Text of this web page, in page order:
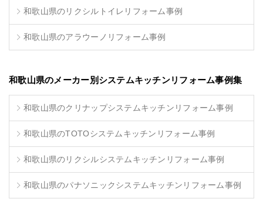
和歌山県のリクシルトイレリフォーム事例
和歌山県のアラウーノリフォーム事例
和歌山県のメーカー別システムキッチンリフォーム事例集
和歌山県のクリナップシステムキッチンリフォーム事例
和歌山県のTOTOシステムキッチンリフォーム事例
和歌山県のリクシルシステムキッチンリフォーム事例
和歌山県のパナソニックシステムキッチンリフォーム事例